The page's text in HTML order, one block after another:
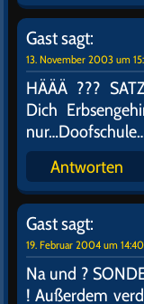
Antworten
Gast sagt:
13. November 2003 um
BRAVO
PERFEKT !!
Antworten
Gastsagt:
13. November 2003 um